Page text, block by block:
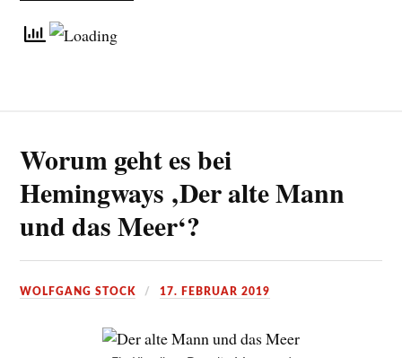
Worum geht es bei
Hemingways ‚Der alte Mann
und das Meer‘?
WOLFGANG STOCK 17. FEBRUAR 2019